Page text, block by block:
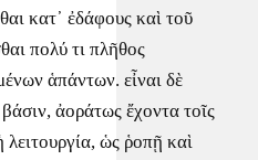
κατ᾽ ἐδάφους καὶ τοῦ
πολύ τι πλῆθος
ἁπάντων. εἶναι δὲ
ἀοράτως ἔχοντα τοῖς
λειτουργία, ὡς ῥοπῇ καὶ